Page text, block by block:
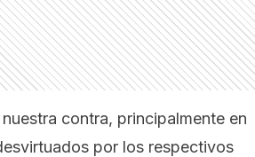
contra, principalmente en
por los respectivos